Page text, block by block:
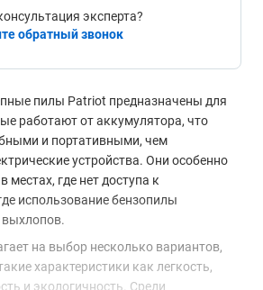
эксперта?
обратный звонок
пилы Patriot предназначены для
работают от аккумулятора, что
и портативными, чем
устройства. Они особенно
где нет доступа к
использование бензопилы
выхлопов.
на выбор несколько вариантов,
характеристики как легкость,
и экологичность. Среди